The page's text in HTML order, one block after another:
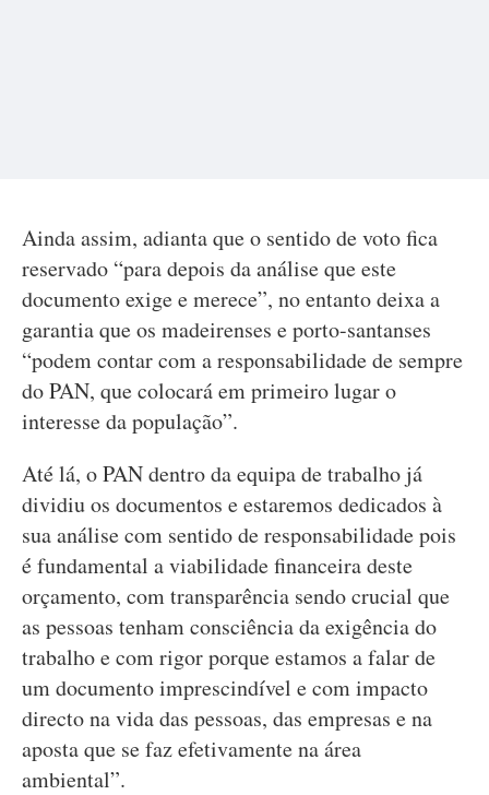
Ainda assim, adianta que o sentido de voto fica
reservado “para depois da análise que este
documento exige e merece”, no entanto deixa a
garantia que os madeirenses e porto-santanses
“podem contar com a responsabilidade de sempre
do PAN, que colocará em primeiro lugar o
interesse da população”.
Até lá, o PAN dentro da equipa de trabalho já
dividiu os documentos e estaremos dedicados à
sua análise com sentido de responsabilidade pois
é fundamental a viabilidade financeira deste
orçamento, com transparência sendo crucial que
as pessoas tenham consciência da exigência do
trabalho e com rigor porque estamos a falar de
um documento imprescindível e com impacto
directo na vida das pessoas, das empresas e na
aposta que se faz efetivamente na área
ambiental”.